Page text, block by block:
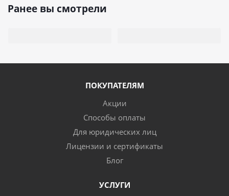
Ранее вы смотрели
ПОКУПАТЕЛЯМ
Акции
Способы оплаты
Для юридических лиц
Лицензии и сертификаты
Блог
УСЛУГИ